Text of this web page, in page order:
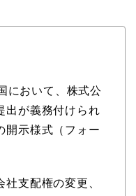
において、株式公
出が義務付けられ
開示様式（フォー
支配権の変更、